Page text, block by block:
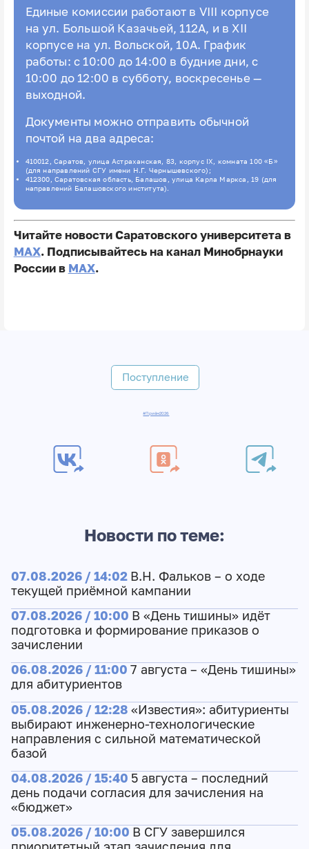
Единые комиссии работают в VIII корпусе
на ул. Большой Казачьей, 112А, и в XII
корпусе на ул. Вольской, 10А. График
работы: с 10:00 до 14:00 в будние дни, с
10:00 до 12:00 в субботу, воскресенье —
выходной.
Документы можно отправить обычной
почтой на два адреса:
410012, Саратов, улица Астраханская, 83, корпус IX, комната 100 «Б»
(для направлений СГУ имени Н.Г. Чернышевского);
412300, Саратовская область, Балашов, улица Карла Маркса, 19 (для
направлений Балашовского института).
Читайте новости Саратовского университета в
MAX. Подписывайтесь на канал Минобрнауки
России в MAX.
Поступление
#Приём2026
Новости по теме:
07.08.2026 / 14:02 В.Н. Фальков – о ходе
текущей приёмной кампании
07.08.2026 / 10:00 В «День тишины» идёт
подготовка и формирование приказов о
зачислении
06.08.2026 / 11:00 7 августа – «День тишины»
для абитуриентов
05.08.2026 / 12:28 «Известия»: абитуриенты
выбирают инженерно-технологические
направления с сильной математической
базой
04.08.2026 / 15:40 5 августа – последний
день подачи согласия для зачисления на
«бюджет»
05.08.2026 / 10:00 В СГУ завершился